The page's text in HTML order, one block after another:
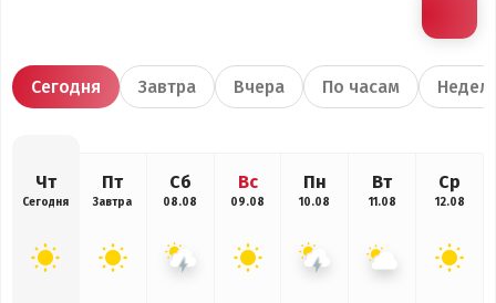
Сегодня Завтра Вчера По часам
Чт
Сегодня
Пт
Завтра
Сб
08.08
Вс
09.08
Пн
10.08
Вт
11.08
Ср
12.08